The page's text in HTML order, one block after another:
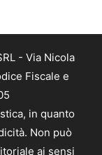
- Via Nicola
Fiscale e
in quanto
Non può
ai sensi